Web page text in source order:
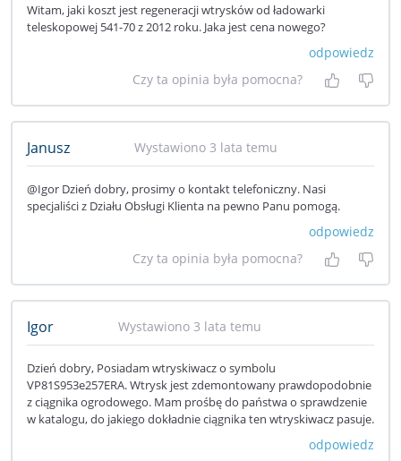
Witam, jaki koszt jest regeneracji wtrysków od ładowarki
teleskopowej 541-70 z 2012 roku. Jaka jest cena nowego?
odpowiedz
Czy ta opinia była pomocna?
Tak, była
Nie
Janusz Wystawiono 3 lata temu
@Igor Dzień dobry, prosimy o kontakt telefoniczny. Nasi
specjaliści z Działu Obsługi Klienta na pewno Panu pomogą.
odpowiedz
Czy ta opinia była pomocna?
Tak, była
Nie
Igor Wystawiono 3 lata temu
Dzień dobry, Posiadam wtryskiwacz o symbolu
VP81S953e257ERA. Wtrysk jest zdemontowany prawdopodobnie
z ciągnika ogrodowego. Mam prośbę do państwa o sprawdzenie
w katalogu, do jakiego dokładnie ciągnika ten wtryskiwacz pasuje.
odpowiedz